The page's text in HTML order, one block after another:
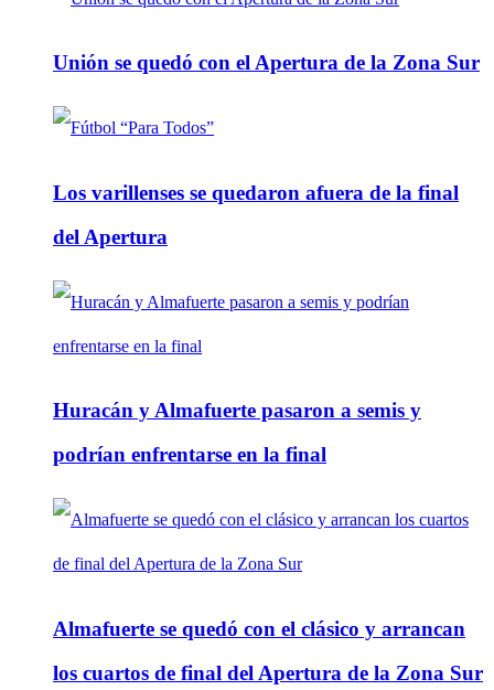
Unión se quedó con el Apertura de la Zona Sur
Los varillenses se quedaron afuera de la final
del Apertura
Huracán y Almafuerte pasaron a semis y
podrían enfrentarse en la final
Almafuerte se quedó con el clásico y arrancan
los cuartos de final del Apertura de la Zona Sur